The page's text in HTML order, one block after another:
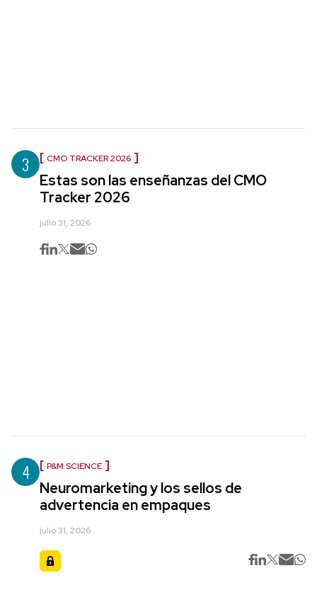
3 CMO TRACKER 2026
Estas son las enseñanzas del CMO
Tracker 2026
julio 31, 2026
4 P&M SCIENCE
Neuromarketing y los sellos de
advertencia en empaques
julio 31, 2026